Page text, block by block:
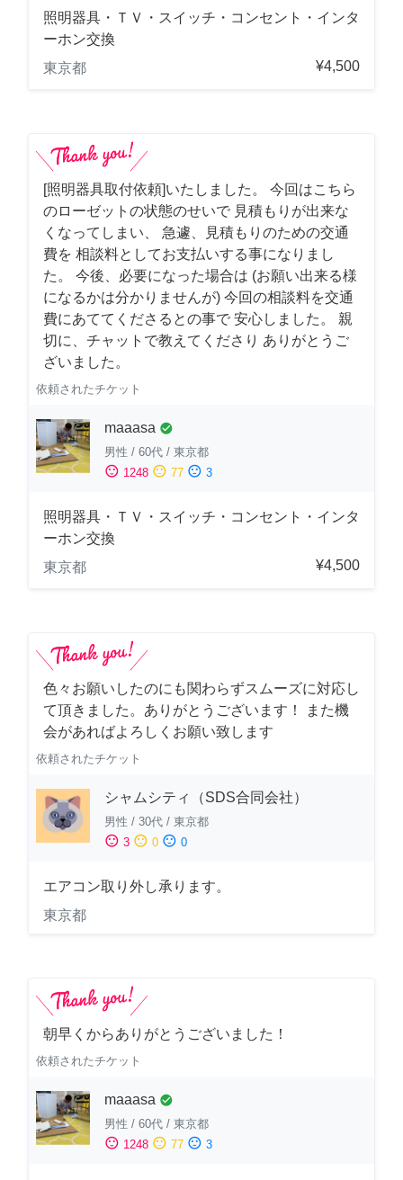
照明器具・ＴＶ・スイッチ・コンセント・インタ
ーホン交換
東京都
¥4,500
[照明器具取付依頼]いたしました。 今回はこちら
のローゼットの状態のせいで 見積もりが出来な
くなってしまい、 急遽、見積もりのための交通
費を 相談料としてお支払いする事になりまし
た。 今後、必要になった場合は (お願い出来る様
になるかは分かりませんが) 今回の相談料を交通
費にあててくださるとの事で 安心しました。 親
切に、チャットで教えてくださり ありがとうご
ざいました。
依頼されたチケット
maaasa check_circle
男性 / 60代 / 東京都
sentiment_satisfied 1248 sentiment_neutral 77 sentiment_dissatisfied 3
照明器具・ＴＶ・スイッチ・コンセント・インタ
ーホン交換
東京都
¥4,500
色々お願いしたのにも関わらずスムーズに対応し
て頂きました。ありがとうございます！ また機
会があればよろしくお願い致します
依頼されたチケット
シャムシティ（SDS合同会社）
男性 / 30代 / 東京都
sentiment_satisfied 3 sentiment_neutral 0 sentiment_dissatisfied 0
エアコン取り外し承ります。
東京都
朝早くからありがとうございました！
依頼されたチケット
maaasa check_circle
男性 / 60代 / 東京都
sentiment_satisfied 1248 sentiment_neutral 77 sentiment_dissatisfied 3